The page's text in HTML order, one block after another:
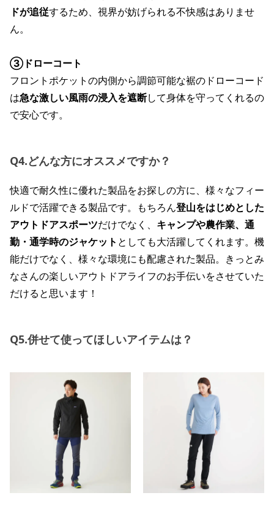
ドが追従するため、視界が妨げられる不快感はありませ
ん。
③ドローコート
フロントポケットの内側から調節可能な裾のドローコード
は急な激しい風雨の浸入を遮断して身体を守ってくれるの
で安心です。
Q4.どんな方にオススメですか？
快適で耐久性に優れた製品をお探しの方に、様々なフィー
ルドで活躍できる製品です。もちろん登山をはじめとした
アウトドアスポーツだけでなく、 キャンプや農作業、通
勤・通学時のジャケット としても大活躍してくれます。機
能だけでなく、様々な環境にも配慮された製品。きっとみ
なさんの楽しいアウトドアライフのお手伝いをさせていた
だけると思います！
Q5.併せて使ってほしいアイテムは？